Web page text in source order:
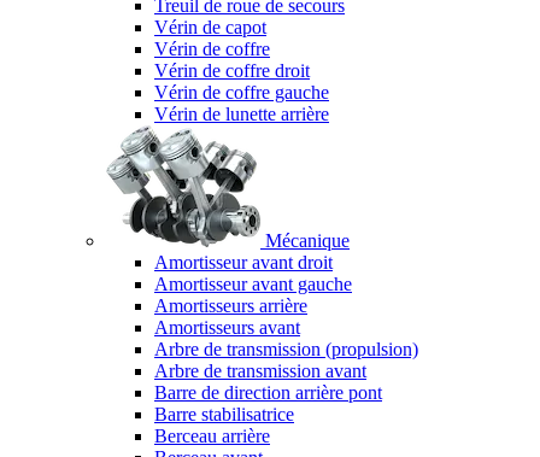
Treuil de roue de secours
Vérin de capot
Vérin de coffre
Vérin de coffre droit
Vérin de coffre gauche
Vérin de lunette arrière
Mécanique
Amortisseur avant droit
Amortisseur avant gauche
Amortisseurs arrière
Amortisseurs avant
Arbre de transmission (propulsion)
Arbre de transmission avant
Barre de direction arrière pont
Barre stabilisatrice
Berceau arrière